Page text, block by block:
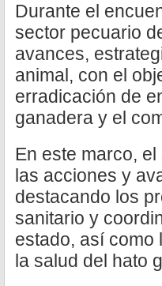
Durante el
sector pecuario
avances,
animal, con el
erradicación de
ganadera y el
En este marco,
las acciones y
destacando los
sanitario y
estado, así como
la salud del hato